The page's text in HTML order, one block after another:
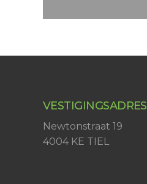
VESTIGINGSADRES
Newtonstraat 19
4004 KE TIEL